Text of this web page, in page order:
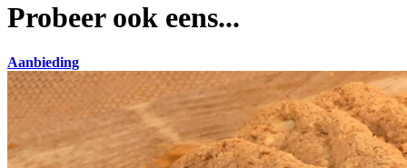
Probeer ook eens...
Aanbieding